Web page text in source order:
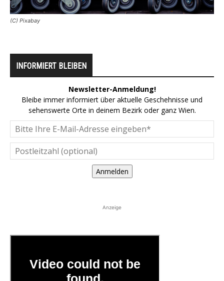
(C) Pixabay
INFORMIERT BLEIBEN
Newsletter-Anmeldung!
Bleibe immer informiert über aktuelle Geschehnisse und
sehenswerte Orte in deinem Bezirk oder ganz Wien.
Anmelden
Anzeige